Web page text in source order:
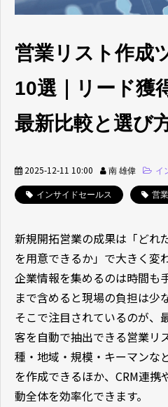
セミ
営業リスト作成
10選｜リード獲
最新比較と選び
2025-12-11 10:00 南 雄偉 イ
インサイドセールス 営
新規開拓営業の成果は「どれ
を用意できるか」で大きく変
企業情報を集めるのは時間も
まで含めると現場の負担は少
そこで注目されているのが、
客を自動で抽出できる営業リ
種・地域・規模・キーマンな
を作成できるほか、CRM連携
動全体を効率化できます。